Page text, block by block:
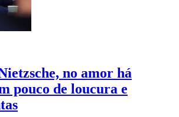
no amor há
pouco de loucura e